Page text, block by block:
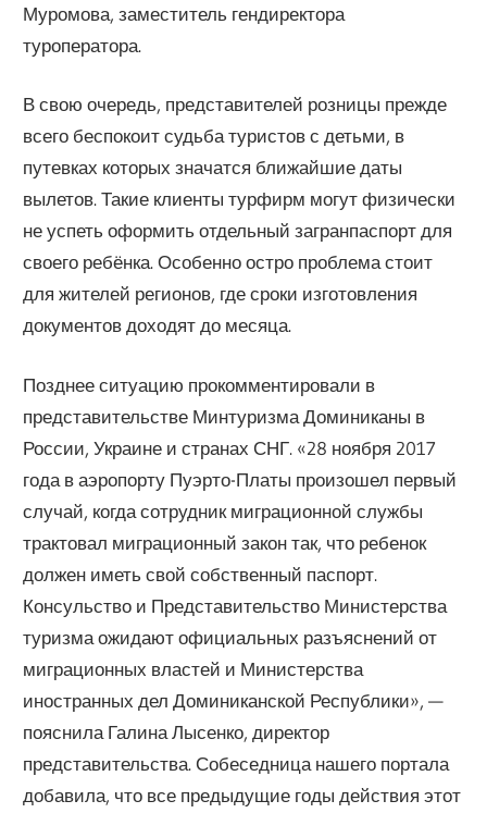
Муромова, заместитель гендиректора
туроператора.
В свою очередь, представителей розницы прежде
всего беспокоит судьба туристов с детьми, в
путевках которых значатся ближайшие даты
вылетов. Такие клиенты турфирм могут физически
не успеть оформить отдельный загранпаспорт для
своего ребёнка. Особенно остро проблема стоит
для жителей регионов, где сроки изготовления
документов доходят до месяца.
Позднее ситуацию прокомментировали в
представительстве Минтуризма Доминиканы в
России, Украине и странах СНГ. «28 ноября 2017
года в аэропорту Пуэрто-Платы произошел первый
случай, когда сотрудник миграционной службы
трактовал миграционный закон так, что ребенок
должен иметь свой собственный паспорт.
Консульство и Представительство Министерства
туризма ожидают официальных разъяснений от
миграционных властей и Министерства
иностранных дел Доминиканской Республики», —
пояснила Галина Лысенко, директор
представительства. Собеседница нашего портала
добавила, что все предыдущие годы действия этот